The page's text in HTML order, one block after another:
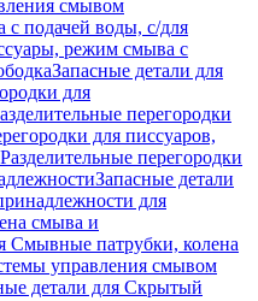
смывом
подачей воды, с/для
режим смыва с
Запасные детали для
для
перегородки
для писсуаров,
перегородки
Запасные детали
для
смыва и
Смывные патрубки, колена
управления смывом
детали для Скрытый